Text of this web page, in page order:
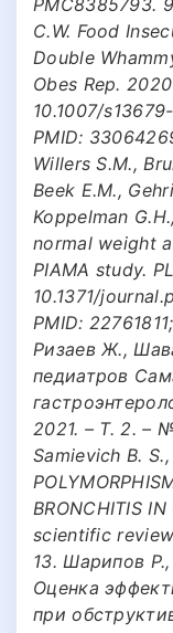
C.W. Food
Double
Obes Rep.
10.1007/
PMID:
Willers S.M.,
Beek E.M.,
Koppelman
normal weight
PIAMA study.
10.1371/
PMID:
Ризаев Ж.,
педиатров
2021. – Т. 2. –
Samievich B.
BRONCHITIS
scientific
13. Шарипов
Оценка
при